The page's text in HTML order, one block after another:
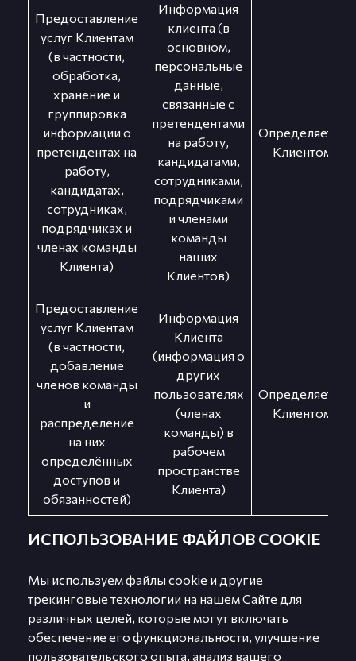
Предоставление
услуг Клиентам
(в частности,
обработка,
хранение и
группировка
информации о
претендентах на
работу,
кандидатах,
сотрудниках,
подрядчиках и
членах команды
Клиента)
Информация
клиента (в
основном,
персональные
данные,
связанные с
претендентами
на работу,
кандидатами,
сотрудниками,
подрядчиками
и членами
команды
наших
Клиентов)
Определяется
Клиентом
Предоставление
услуг Клиентам
(в частности,
добавление
членов команды
и
распределение
на них
определённых
доступов и
обязанностей)
Информация
Клиента
(информация о
других
пользователях
(членах
команды) в
рабочем
пространстве
Клиента)
Определяется
Клиентом
ИСПОЛЬЗОВАНИЕ ФАЙЛОВ COOKIE
Мы используем файлы cookie и другие
трекинговые технологии на нашем Сайте для
различных целей, которые могут включать
обеспечение его функциональности, улучшение
пользовательского опыта, анализ вашего